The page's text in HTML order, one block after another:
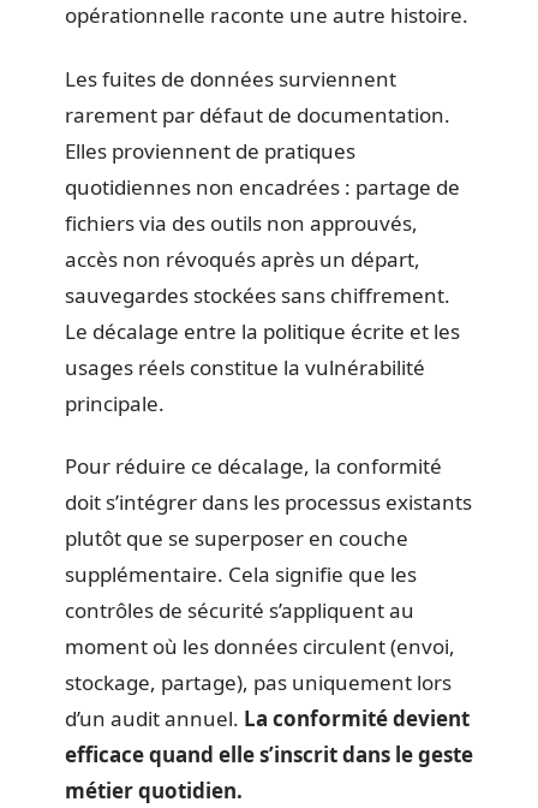
opérationnelle raconte une autre histoire.
Les fuites de données surviennent
rarement par défaut de documentation.
Elles proviennent de pratiques
quotidiennes non encadrées : partage de
fichiers via des outils non approuvés,
accès non révoqués après un départ,
sauvegardes stockées sans chiffrement.
Le décalage entre la politique écrite et les
usages réels constitue la vulnérabilité
principale.
Pour réduire ce décalage, la conformité
doit s’intégrer dans les processus existants
plutôt que se superposer en couche
supplémentaire. Cela signifie que les
contrôles de sécurité s’appliquent au
moment où les données circulent (envoi,
stockage, partage), pas uniquement lors
d’un audit annuel. La conformité devient
efficace quand elle s’inscrit dans le geste
métier quotidien.